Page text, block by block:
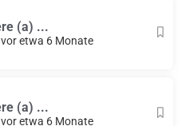
(a) ...
vor etwa 6 Monate
(a) ...
vor etwa 6 Monate